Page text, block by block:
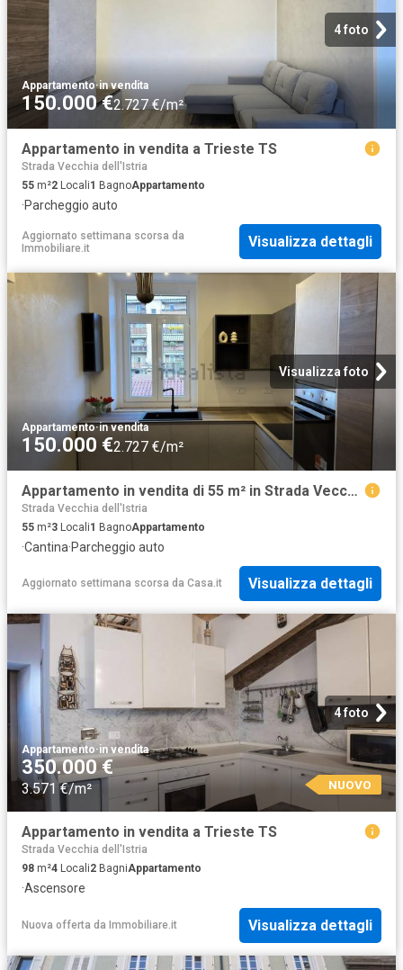
4 foto
Appartamento·in vendita
150.000 €2.727 €/m²
Appartamento in vendita a Trieste TS
Strada Vecchia dell'Istria
55 m²2 Locali1 BagnoAppartamento
·Parcheggio auto
Aggiornato settimana scorsa da
Immobiliare.it
Visualizza dettagli
Visualizza foto
Appartamento·in vendita
150.000 €2.727 €/m²
Appartamento in vendita di 55 m² in Strada Vecchia dell&apos Istria, 1
Strada Vecchia dell'Istria
55 m²3 Locali1 BagnoAppartamento
·Cantina·Parcheggio auto
Aggiornato settimana scorsa da Casa.it Visualizza dettagli
4 foto
Appartamento·in vendita
350.000 €
3.571 €/m² NUOVO
Appartamento in vendita a Trieste TS
Strada Vecchia dell'Istria
98 m²4 Locali2 BagniAppartamento
·Ascensore
Nuova offerta da Immobiliare.it Visualizza dettagli